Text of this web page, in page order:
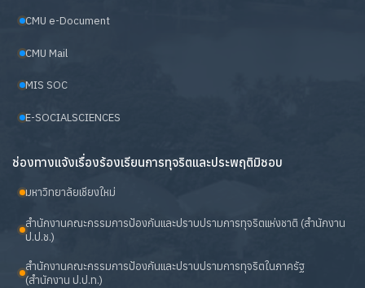
CMU e-Document
CMU Mail
MIS SOC
E-SOCIALSCIENCES
ช่องทางแจ้งเรื่องร้องเรียนการทุจริตและประพฤติมิชอบ
มหาวิทยาลัยเชียงใหม่
สำนักงานคณะกรรมการป้องกันและปราบปรามการทุจริตแห่งชาติ (สำนักงาน
ป.ป.ช.)
สำนักงานคณะกรรมการป้องกันและปราบปรามการทุจริตในภาครัฐ
(สำนักงาน ป.ป.ท.)